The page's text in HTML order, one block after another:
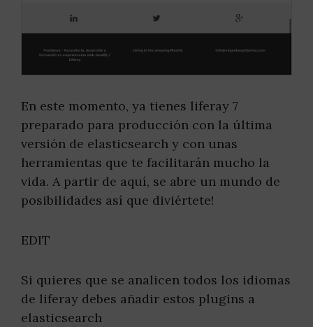
En este momento, ya tienes liferay 7
preparado para producción con la última
versión de elasticsearch y con unas
herramientas que te facilitarán mucho la
vida. A partir de aquí, se abre un mundo de
posibilidades así que diviértete!
EDIT
Si quieres que se analicen todos los idiomas
de liferay debes añadir estos plugins a
elasticsearch